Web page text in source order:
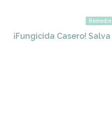
¡Fungicida Casero!